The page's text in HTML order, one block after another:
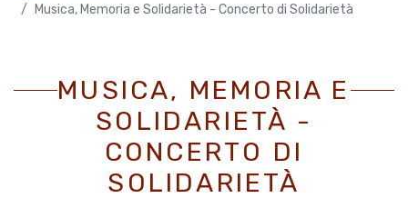
Musica, Memoria e Solidarietà - Concerto di Solidarietà
MUSICA, MEMORIA E
SOLIDARIETÀ -
CONCERTO DI
SOLIDARIETÀ